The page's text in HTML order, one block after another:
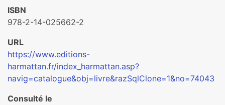
ISBN
978-2-14-025662-2
URL
https://www.editions-
harmattan.fr/index_harmattan.asp?
navig=catalogue&obj=livre&razSqlClone=1&no=74043
Consulté le